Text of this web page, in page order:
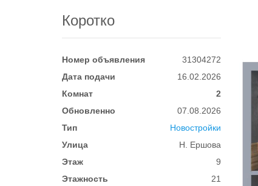
Коротко
Номер объявления
31304272
Дата подачи
16.02.2026
Комнат
2
Обновленно
07.08.2026
Тип
Новостройки
Улица
Н. Ершова
Этаж
9
Этажность
21